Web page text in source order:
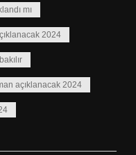
mı
2024
açıklanacak 2024